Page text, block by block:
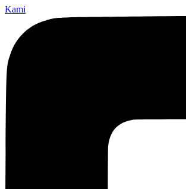
Kami